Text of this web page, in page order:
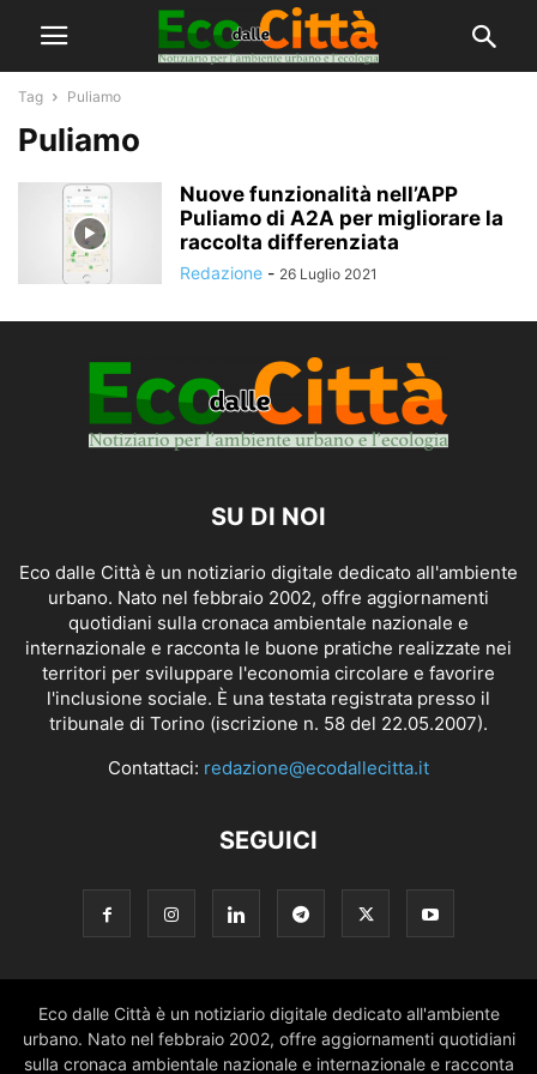
Tag Puliamo
Puliamo
Nuove funzionalità nell’APP
Puliamo di A2A per migliorare la
raccolta differenziata
Redazione - 26 Luglio 2021
SU DI NOI
Eco dalle Città è un notiziario digitale dedicato all'ambiente
urbano. Nato nel febbraio 2002, offre aggiornamenti
quotidiani sulla cronaca ambientale nazionale e
internazionale e racconta le buone pratiche realizzate nei
territori per sviluppare l'economia circolare e favorire
l'inclusione sociale. È una testata registrata presso il
tribunale di Torino (iscrizione n. 58 del 22.05.2007).
Contattaci: redazione@ecodallecitta.it
SEGUICI
Eco dalle Città è un notiziario digitale dedicato all'ambiente
urbano. Nato nel febbraio 2002, offre aggiornamenti quotidiani
sulla cronaca ambientale nazionale e internazionale e racconta